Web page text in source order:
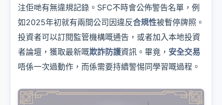
注佢哋有無違規記錄。SFC不時會公佈警告名單，例
如2025年初就有兩間公司因違反合規性被暫停牌照。
投資者可以訂閱監管機構嘅通告，或者加入本地投資
者論壇，獲取最新嘅欺詐防護資訊。畢竟， 安全交易
唔係一次過動作，而係需要持續警惕同學習嘅過程。